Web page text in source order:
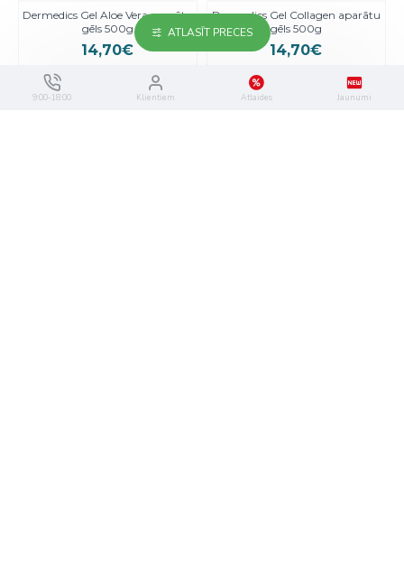
Dermedics Gel Aloe Vera aparātu
gēls 500g
14,70€
Dermedics Gel Collagen aparātu
gēls 500g
14,70€
9:00-18:00 Klientiem Atlaides Jaunumi
ATLASĪT PRECES